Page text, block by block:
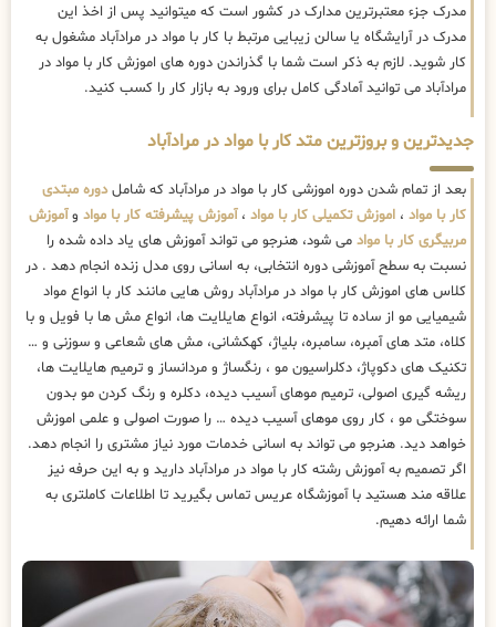
مدرک جزء معتبرترین مدارک در کشور است که میتوانید پس از اخذ این
مدرک در آرایشگاه یا سالن زیبایی مرتبط با کار با مواد در مرادآباد مشغول به
کار شوید. لازم به ذکر است شما با گذراندن دوره های اموزش کار با مواد در
مرادآباد می توانید آمادگی کامل برای ورود به بازار کار را کسب کنید.
جدیدترین و بروزترین متد کار با مواد در مرادآباد
بعد از تمام شدن دوره اموزشی کار با مواد در مرادآباد که شاملدوره مبتدی
کار با مواد ، اموزش تکمیلی کار با مواد ،آموزش پیشرفته کار با مواد وآموزش
مربیگری کار با مواد می شود، هنرجو می تواند آموزش های یاد داده شده را
نسبت به سطح آموزشی دوره انتخابی، به اسانی روی مدل زنده انجام دهد . در
کلاس های اموزش کار با مواد در مرادآباد روش هایی مانند کار با انواع مواد
شیمیایی مو از ساده تا پیشرفته، انواع هایلایت ها، انواع مش ها با فویل و با
کلاه، متد های آمبره، سامبره، بلیاژ، کهکشانی، مش های شعاعی و سوزنی و …
تکنیک های دکوپاژ، دکلراسیون مو ، رنگساژ و مردانساز و ترمیم هایلایت ها،
ریشه گیری اصولی، ترمیم موهای آسیب دیده، دکلره و رنگ کردن مو بدون
سوختگی مو ، کار روی موهای آسیب دیده … را صورت اصولی و علمی اموزش
خواهد دید. هنرجو می تواند به اسانی خدمات مورد نیاز مشتری را انجام دهد.
اگر تصمیم به آموزش رشته کار با مواد در مرادآباد دارید و به این حرفه نیز
علاقه مند هستید با آموزشگاه عریس تماس بگیرید تا اطلاعات کاملتری به
شما ارائه دهیم.